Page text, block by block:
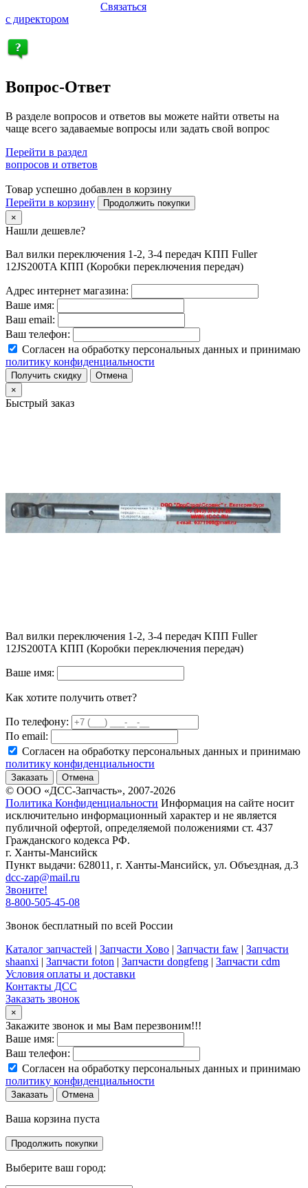
Связаться
с директором
Вопрос-Ответ
В разделе вопросов и ответов вы можете найти ответы на
чаще всего задаваемые вопросы или задать свой вопрос
Перейти в раздел
вопросов и ответов
Товар успешно добавлен в корзину
Перейти в корзину
Продолжить покупки
×
Нашли дешевле?
Вал вилки переключения 1-2, 3-4 передач KПП Fuller
12JS200TA КПП (Коробки переключения передач)
Адрес интернет магазина:
Ваше имя:
Ваш email:
Ваш телефон:
Согласен на обработку персональных данных и принимаю
политику конфиденциальности
Получить скидку
Отмена
×
Быстрый заказ
Вал вилки переключения 1-2, 3-4 передач KПП Fuller
12JS200TA КПП (Коробки переключения передач)
Ваше имя:
Как хотите получить ответ?
По телефону:
По email:
Согласен на обработку персональных данных и принимаю
политику конфиденциальности
Заказать Отмена
© ООО «ДСС-Запчасть», 2007-2026
Политика Конфиденциальности Информация на сайте носит
исключительно информационный характер и не является
публичной офертой, определяемой положениями ст. 437
Гражданского кодекса РФ.
г. Ханты-Мансийск
Пункт выдачи: 628011, г. Ханты-Мансийск, ул. Объездная, д.3
dcc-zap@mail.ru
Звоните!
8-800-505-45-08
Звонок бесплатный по всей России
Каталог запчастей | Запчасти Хово | Запчасти faw | Запчасти
shaanxi | Запчасти foton | Запчасти dongfeng | Запчасти cdm
Условия оплаты и доставки
Контакты ДСС
Заказать звонок
×
Закажите звонок и мы Вам перезвоним!!!
Ваше имя:
Ваш телефон:
Согласен на обработку персональных данных и принимаю
политику конфиденциальности
Заказать Отмена
Ваша корзина пуста
Продолжить покупки
Выберите ваш город: